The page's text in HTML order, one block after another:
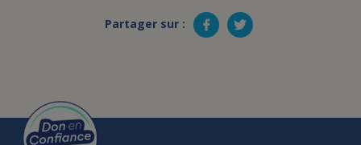
Partager sur :